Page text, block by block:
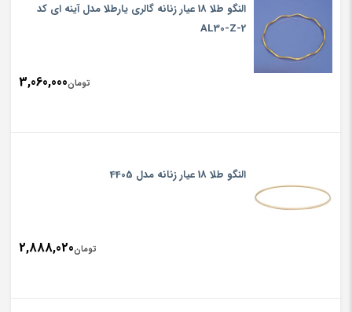
النگو طلا 18 عیار زنانه گالری یارطلا مدل آینه ای کد
AL30-Z-2
تومان3,060,000
النگو طلا 18 عیار زنانه مدل 4405
تومان2,888,020